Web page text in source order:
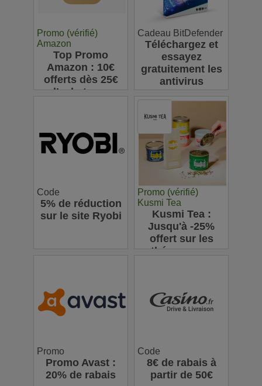
Promo (vérifié)
Amazon
Top Promo
Amazon : 10€
offerts dès 25€
d’achats sur
Cadeau BitDefender
Téléchargez et
essayez
gratuitement les
antivirus
Code
5% de réduction
sur le site Ryobi
Promo (vérifié)
Kusmi Tea
Kusmi Tea :
Jusqu'à -25%
offert sur les
thés en vrac
Promo
Promo Avast :
20% de rabais
Code
8€ de rabais à
partir de 50€